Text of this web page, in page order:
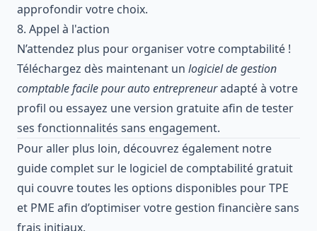
approfondir votre choix.
8. Appel à l'action
N’attendez plus pour organiser votre comptabilité !
Téléchargez dès maintenant un logiciel de gestion
comptable facile pour auto entrepreneuradapté à votre
profil ou essayez une version gratuite afin de tester
ses fonctionnalités sans engagement.
Pour aller plus loin, découvrez également notre
guide complet sur le logiciel de comptabilité gratuit
qui couvre toutes les options disponibles pour TPE
et PME afin d’optimiser votre gestion financière sans
frais initiaux.